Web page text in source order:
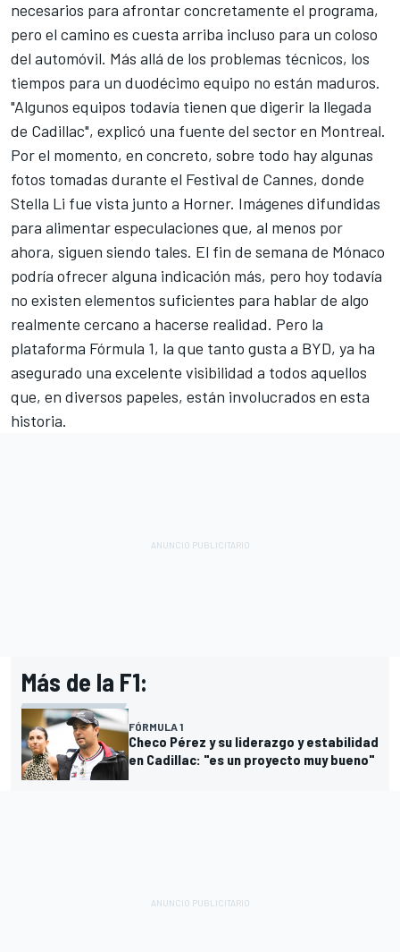
necesarios para afrontar concretamente el programa,
pero el camino es cuesta arriba incluso para un coloso
del automóvil. Más allá de los problemas técnicos, los
tiempos para un duodécimo equipo no están maduros.
"Algunos equipos todavía tienen que digerir la llegada
de Cadillac", explicó una fuente del sector en Montreal.
Por el momento, en concreto, sobre todo hay algunas
fotos tomadas durante el Festival de Cannes, donde
Stella Li fue vista junto a Horner. Imágenes difundidas
para alimentar especulaciones que, al menos por
ahora, siguen siendo tales. El fin de semana de Mónaco
podría ofrecer alguna indicación más, pero hoy todavía
no existen elementos suficientes para hablar de algo
realmente cercano a hacerse realidad. Pero la
plataforma Fórmula 1, la que tanto gusta a BYD, ya ha
asegurado una excelente visibilidad a todos aquellos
que, en diversos papeles, están involucrados en esta
historia.
Más de la F1:
FÓRMULA 1
Checo Pérez y su liderazgo y estabilidad
en Cadillac: "es un proyecto muy bueno"